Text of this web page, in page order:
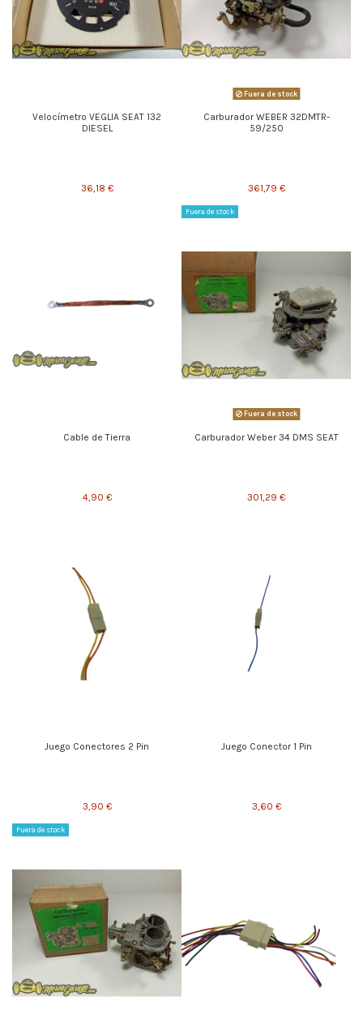
Velocímetro VEGLIA SEAT 132
DIESEL
36,18 €
Fuera de stock
Carburador WEBER 32DMTR-
59/250
361,79 €
Cable de Tierra
4,90 €
Fuera de stock
Fuera de stock
Carburador Weber 34 DMS SEAT
301,29 €
Juego Conectores 2 Pin
3,90 €
Juego Conector 1 Pin
3,60 €
Fuera de stock